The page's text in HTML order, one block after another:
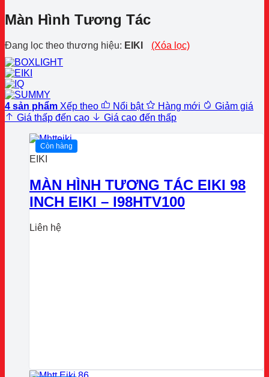
Màn Hình Tương Tác
Đang lọc theo thương hiệu: EIKI (Xóa lọc)
4 sản phẩm Xếp theo Nổi bật Hàng mới
Giảm giá
Giá thấp đến cao
Giá cao đến thấp
Còn hàng
EIKI
MÀN HÌNH TƯƠNG TÁC EIKI 98
INCH EIKI – I98HTV100
Liên hệ